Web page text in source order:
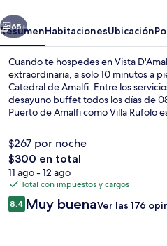
Siguiente
65+
ResumenHabitacionesUbicación
Cuando te hospedes en Vista
extraordinaria, a solo 10 minutos a
Catedral de Amalfi. Entre los
desayuno buffet todos los días de
Puerto de Amalfi como Villa Rufolo
características como el personal
$267 por noche
El
precio
total
es
de
$300 en total
11 ago - 12 ago
Total con impuestos y cargos
Opiniones
8.48.4 de 10,
Muy buenaVer las 176